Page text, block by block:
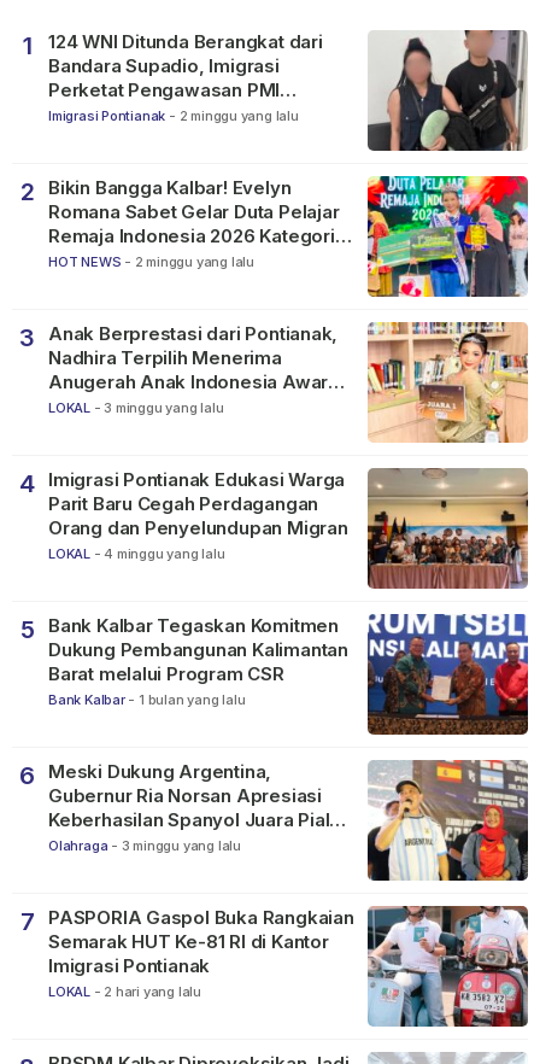
1
124 WNI Ditunda Berangkat dari
Bandara Supadio, Imigrasi
Perketat Pengawasan PMI
Nonprosedural
Imigrasi Pontianak - 2 minggu yang lalu
2
Bikin Bangga Kalbar! Evelyn
Romana Sabet Gelar Duta Pelajar
Remaja Indonesia 2026 Kategori
SMP
HOT NEWS - 2 minggu yang lalu
3
Anak Berprestasi dari Pontianak,
Nadhira Terpilih Menerima
Anugerah Anak Indonesia Awards
2026
LOKAL - 3 minggu yang lalu
4
Imigrasi Pontianak Edukasi Warga
Parit Baru Cegah Perdagangan
Orang dan Penyelundupan Migran
LOKAL - 4 minggu yang lalu
5
Bank Kalbar Tegaskan Komitmen
Dukung Pembangunan Kalimantan
Barat melalui Program CSR
Bank Kalbar - 1 bulan yang lalu
6
Meski Dukung Argentina,
Gubernur Ria Norsan Apresiasi
Keberhasilan Spanyol Juara Piala
Dunia FIFA 2026
Olahraga - 3 minggu yang lalu
7
PASPORIA Gaspol Buka Rangkaian
Semarak HUT Ke-81 RI di Kantor
Imigrasi Pontianak
LOKAL - 2 hari yang lalu